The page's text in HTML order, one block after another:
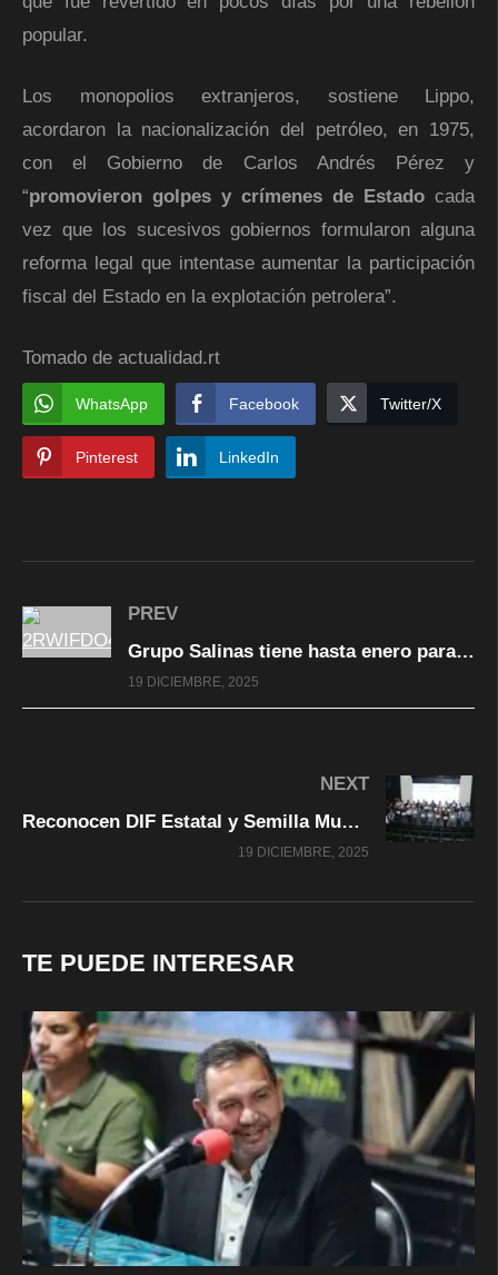
popular.
Los monopolios extranjeros, sostiene Lippo,
acordaron la nacionalización del petróleo, en 1975,
con el Gobierno de Carlos Andrés Pérez y
“promovieron golpes y crímenes de Estado cada
vez que los sucesivos gobiernos formularon alguna
reforma legal que intentase aumentar la participación
fiscal del Estado en la explotación petrolera”.
Tomado de actualidad.rt
WhatsApp Facebook Twitter/X
Pinterest LinkedIn
PREV
Grupo Salinas tiene hasta enero para pagarle al SAT deuda de 51 mil millones de pesos
19 DICIEMBRE, 2025
NEXT
Reconocen DIF Estatal y Semilla Museo Interactivo a aliados por su apoyo en actividades educativas de 2025
19 DICIEMBRE, 2025
TE PUEDE INTERESAR